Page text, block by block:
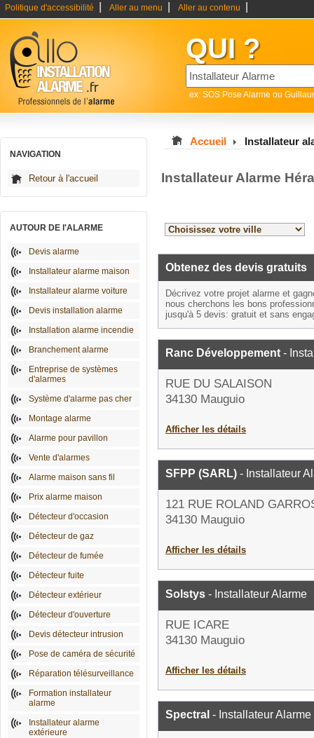
Politique d'accessibilité Aller au menu Aller au contenu
QUI ?
ex: SOS Pose Alarme ou
NAVIGATION
Retour à l'accueil
AUTOUR DE l'ALARME
Devis alarme
Installateur alarme maison
Installateur alarme voiture
Devis installation alarme
Installation alarme incendie
Branchement alarme
Entreprise de systèmes
d'alarmes
Système d'alarme pas cher
Montage alarme
Alarme pour pavillon
Vente d'alarmes
Alarme maison sans fil
Prix alarme maison
Détecteur d'occasion
Détecteur de gaz
Détecteur de fumée
Détecteur fuite
Détecteur extérieur
Détecteur d'ouverture
Devis détecteur intrusion
Pose de caméra de sécurité
Réparation télésurveillance
Formation installateur
alarme
Installateur alarme
extérieure
Accueil Installateur
Installateur Alarme
Obtenez des devis gratuits
Décrivez votre projet alarme et
nous cherchons les bons
jusqu'à 5 devis: gratuit et sans
Ranc Développement -
RUE DU SALAISON
34130 Mauguio
Afficher les détails
SFPP (SARL) - Installateur
121 RUE ROLAND
34130 Mauguio
Afficher les détails
Solstys - Installateur Alarme
RUE ICARE
34130 Mauguio
Afficher les détails
Spectral - Installateur Alarme